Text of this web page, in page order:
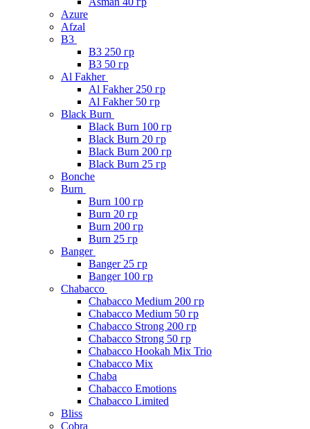
Azure
Afzal
B3
B3 250 гр
B3 50 гр
Al Fakher
Al Fakher 250 гр
Al Fakher 50 гр
Black Burn
Black Burn 100 гр
Black Burn 20 гр
Black Burn 200 гр
Black Burn 25 гр
Bonche
Burn
Burn 100 гр
Burn 20 гр
Burn 200 гр
Burn 25 гр
Banger
Banger 25 гр
Banger 100 гр
Chabacco
Chabacco Medium 200 гр
Chabacco Medium 50 гр
Chabacco Strong 200 гр
Chabacco Strong 50 гр
Chabacco Hookah Mix Trio
Chabacco Mix
Chaba
Chabacco Emotions
Chabacco Limited
Bliss
Cobra